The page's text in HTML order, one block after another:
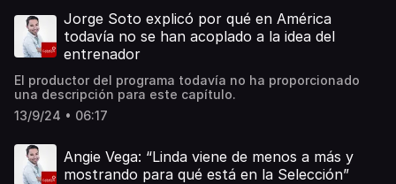
Jorge Soto explicó por qué en América
todavía no se han acoplado a la idea del
entrenador
El productor del programa todavía no ha proporcionado
una descripción para este capítulo.
13/9/24 • 06:17
Angie Vega: “Linda viene de menos a más y
mostrando para qué está en la Selección”